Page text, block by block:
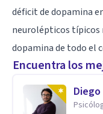
déficit de dopamina
neurolépticos típicos
dopamina de todo el
Encuentra los